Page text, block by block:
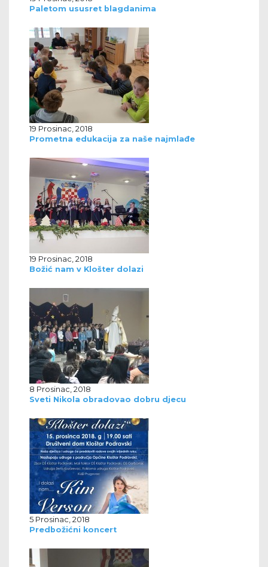
Paletom ususret blagdanima
19 Prosinac, 2018
Prometna edukacija za naše najmlađe
19 Prosinac, 2018
Božić nam v Klošter dolazi
8 Prosinac, 2018
Sveti Nikola obradovao dobru djecu
5 Prosinac, 2018
Predbožićni koncert